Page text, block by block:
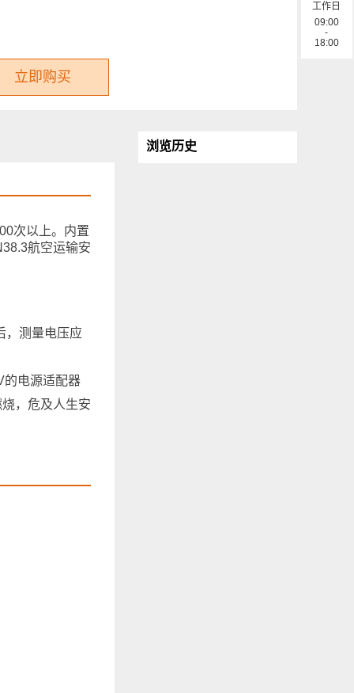
立即购买
次以上。内置
航空运输安
，测量电压应
的电源适配器
，危及人生安
浏览历史
工作日
09:00
-
18:00